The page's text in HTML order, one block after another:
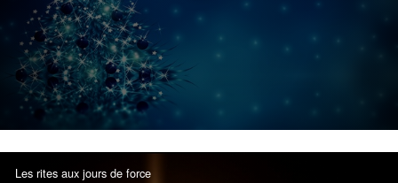
Les rites aux jours de force